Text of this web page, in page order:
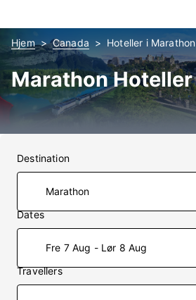
Hjem Canada Hoteller i Marathon
Marathon Hoteller
Destination
Dates
Fre 7 Aug - Lør 8 Aug
Travellers